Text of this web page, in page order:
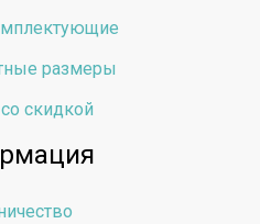
размеры
скидкой